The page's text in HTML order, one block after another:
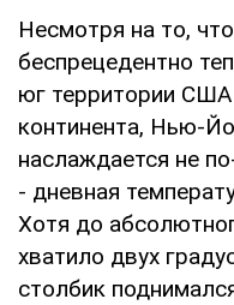
Несмотря на то,
беспрецедентно
юг территории
континента, Нью-
наслаждается не
- дневная
Хотя до
хватило двух
столбик